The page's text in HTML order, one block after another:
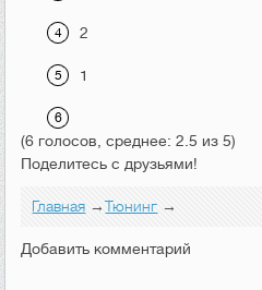
2
1
(6 голосов, среднее: 2.5 из 5)
Поделитесь с друзьями!
Главная →Тюнинг →
Добавить комментарий